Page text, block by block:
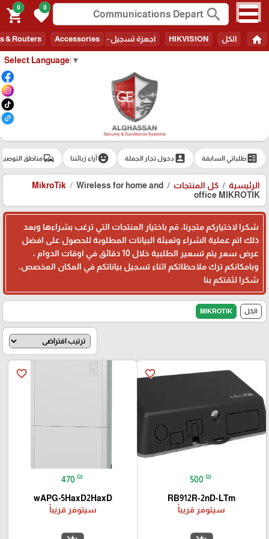
Select Language ▼
search
0
favorite
0
shopping_cart
home الكل HIKVISION اجهزة تسجيل - Recorders & Routers Accessories
ballotطلباتي السابقة account_boxدخول تجار الجملة emoji_emotionsآراء زبائننا commuteمناطق
الرئيسية كل المنتجات MikroTik
Wireless for home and
office MIKROTIK
شكرا لاختياركم متجرنا، قم باختيار المنتجات التي ترغب بشراءها وبعد
ذلك اتم عملية الشراء وتعبئة البيانات المطلوبة للحصول على افضل
عرض سعر يتم تسعير الطلبية خلال 10 دقائق في اوقات الدوام ،
وبامكانكم ترك ملاحظاتكم اثناء تسجيل بياناتكم في المكان المخصص،
شكرا لثقتكم بنا
الكل MIKROTIK
favorite_border
500 ₪
RB912R-2nD-LTm
سيتوفر قريباً
favorite_border
470 ₪
wAPG-5HaxD2HaxD
سيتوفر قريباً